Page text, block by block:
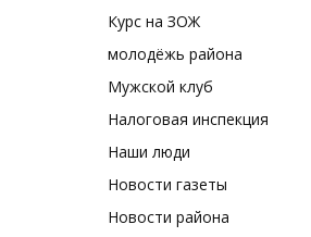
Курс на ЗОЖ
молодёжь района
Мужской клуб
Налоговая инспекция
Наши люди
Новости газеты
Новости района